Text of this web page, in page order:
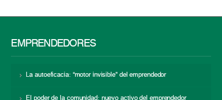
EMPRENDEDORES
La autoeficacia: “motor invisible” del emprendedor
El poder de la comunidad: nuevo activo del emprendedor